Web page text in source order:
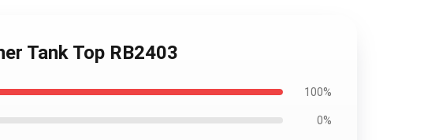
Tank Top RB2403
100%
0%